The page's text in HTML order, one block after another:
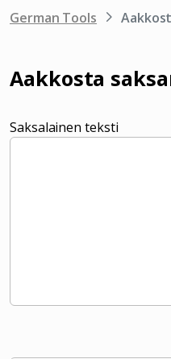
German Tools
Aakkosta
Saksalainen teksti